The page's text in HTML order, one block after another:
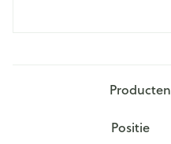
Producten
Sorteer op: